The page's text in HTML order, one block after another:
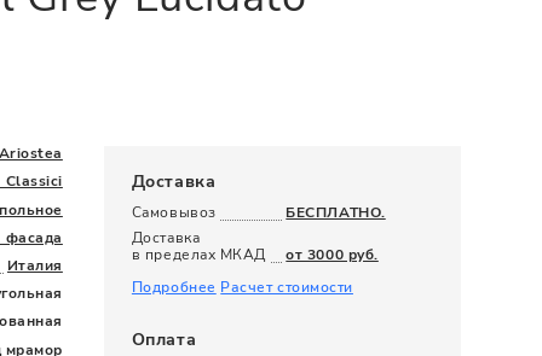
x 280
Classici
фасада
Италия
мрамор
Доставка
Самовывоз
БЕСПЛАТНО.
Доставка
в пределах МКАД
от 3000 руб.
Подробнее Расчет стоимости
Оплата